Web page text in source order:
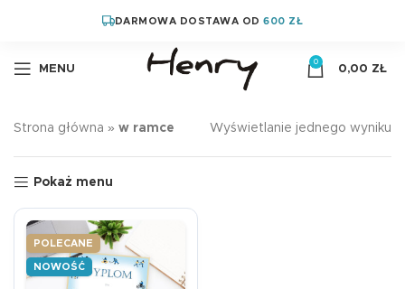
DARMOWA DOSTAWA OD600 ZŁ
MENU
0
0,00 ZŁ
Strona główna » w ramce Wyświetlanie jednego wyniku
Pokaż menu
POLECANE
NOWOŚĆ